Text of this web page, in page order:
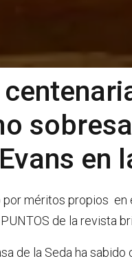
en
méritos propios
de la revista
de la Seda ha